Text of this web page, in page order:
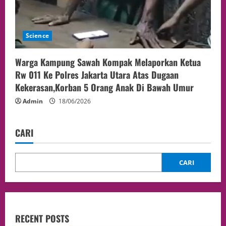
Science
Warga Kampung Sawah Kompak Melaporkan Ketua
Rw 011 Ke Polres Jakarta Utara Atas Dugaan
Kekerasan,Korban 5 Orang Anak Di Bawah Umur
Admin 18/06/2026
CARI
CARI
RECENT POSTS